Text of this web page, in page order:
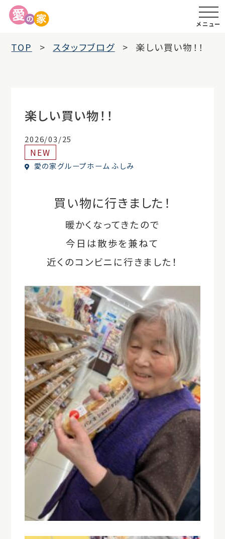
メニュー
TOP スタッフブログ 楽しい買い物！！
楽しい買い物！！
2026/03/25
NEW
愛の家グループホーム ふしみ
買い物に行きました！
暖かくなってきたので
今日は散歩を兼ねて
近くのコンビニに行きました！